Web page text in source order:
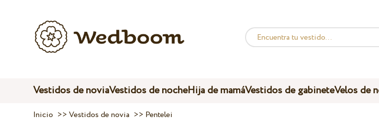
Vestidos de noviaVestidos de nocheHija de mamáVestidos de gabineteVelos de
Inicio >>Vestidos de novia >> Pentelei